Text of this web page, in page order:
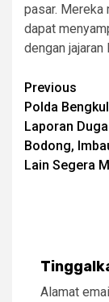
pasar. Mereka
dapat
dengan
Post
Previous
Polda
Laporan
Bodong,
Lain Segera
Alamat